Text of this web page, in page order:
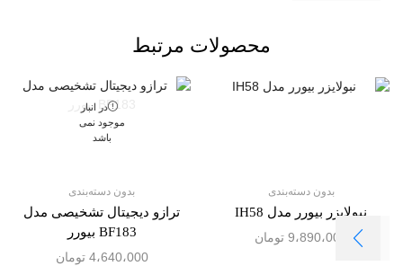
محصولات مرتبط
بدون دسته‌بندی
نبولایزر بیورر مدل IH58
9،890،000 تومان
در انبار
موجود نمی
باشد
بدون دسته‌بندی
ترازو دیجیتال تشخیصی مدل
BF183 بیورر
4،640،000 تومان